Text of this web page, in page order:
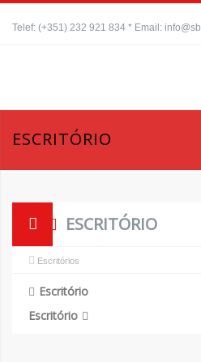
Telef: (+351) 232 921 834 * Email:
ESCRITÓRIO
ESCRITÓRIO
Escritórios
Escritório
Escritório